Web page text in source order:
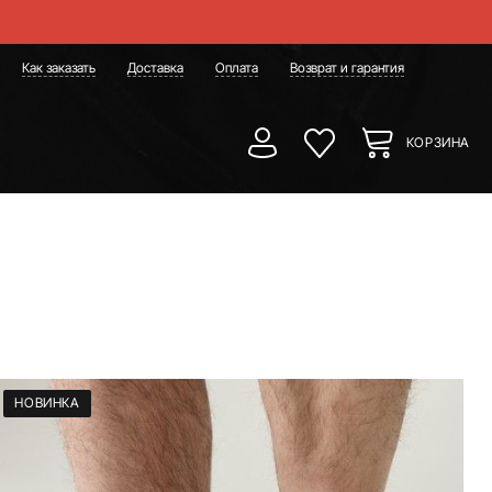
Как заказать Доставка Оплата Возврат и гарантия
КОРЗИНА
НОВИНКА